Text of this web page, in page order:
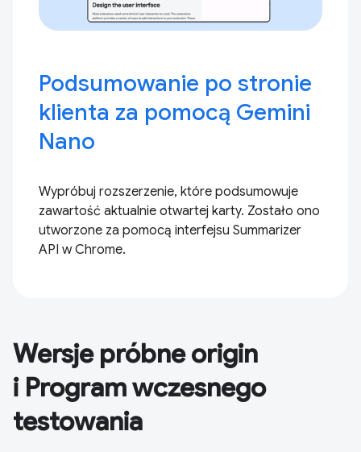
Podsumowanie po stronie
klienta za pomocą Gemini
Nano
Wypróbuj rozszerzenie, które podsumowuje
zawartość aktualnie otwartej karty. Zostało ono
utworzone za pomocą interfejsu Summarizer
API w Chrome.
Wersje próbne origin
i Program wczesnego
testowania